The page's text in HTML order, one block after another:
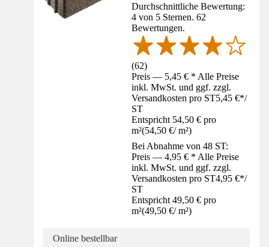
Durchschnittliche Bewertung:
4 von 5 Sternen. 62
Bewertungen.
(62)
Preis — 5,45 € * Alle Preise
inkl. MwSt. und ggf. zzgl.
Versandkosten pro ST5,45 €*/
ST
Entspricht 54,50 € pro
m²(54,50 €/ m²)
Bei Abnahme von 48 ST:
Preis — 4,95 € * Alle Preise
inkl. MwSt. und ggf. zzgl.
Versandkosten pro ST4,95 €*/
ST
Entspricht 49,50 € pro
m²(49,50 €/ m²)
Online bestellbar